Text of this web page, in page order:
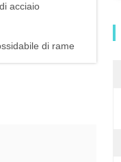
acciaio
di rame